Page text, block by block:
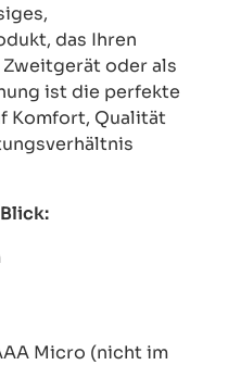
das Ihren
oder als
ist die perfekte
Komfort, Qualität
Micro (nicht im